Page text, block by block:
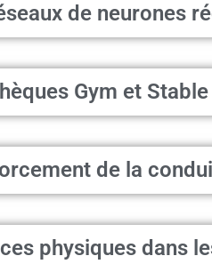
de neurones
Gym et
de la
physiques dans